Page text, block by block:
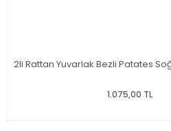
2li Rattan Yuvarlak Bezli Patates
1.075,00 TL